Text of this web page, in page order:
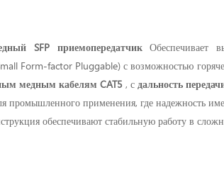
SFP приемопередатчикОбеспечивает
Form-factor Pluggable) с возможностью
медным кабелям CAT5 , с дальность
промышленного применения, где надежность
обеспечивают стабильную работу в